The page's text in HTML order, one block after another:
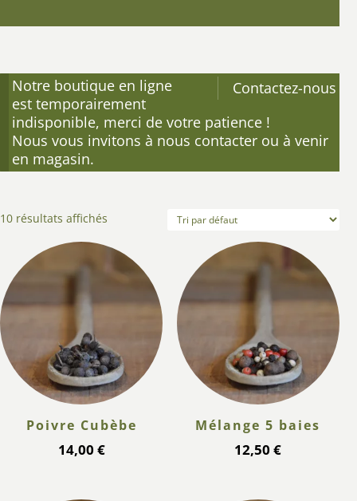
Contactez-nous
Notre boutique en ligne
est temporairement
indisponible, merci de votre patience !
Nous vous invitons à nous contacter ou à venir
en magasin.
10 résultats affichés
Poivre Cubèbe
14,00 €
Mélange 5 baies
12,50€